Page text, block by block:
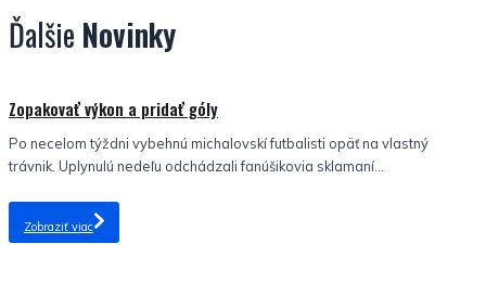
Ďalšie Novinky
Zopakovať výkon a pridať góly
Po necelom týždni vybehnú michalovskí futbalisti opäť na vlastný
trávnik. Uplynulú nedeľu odchádzali fanúšikovia sklamaní...
Zobraziť viac